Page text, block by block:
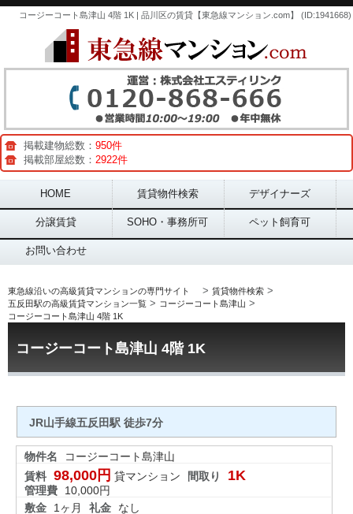
コージーコート島津山 4階 1K | 品川区の賃貸【東急線マンション.com】 (ID:1941668)
掲載建物総数： 950件
掲載部屋総数： 2922件
Main menu
HOME 賃貸物件検索 デザイナーズ
分譲賃貸 SOHO・事務所可 ペット飼育可
お問い合わせ
東急線沿いの高級賃貸マンションの専門サイト > 賃貸物件検索 >
五反田駅の高級賃貸マンション一覧 > コージーコート島津山 >
コージーコート島津山 4階 1K
コージーコート島津山 4階 1K
JR山手線五反田駅 徒歩7分
物件名
コージーコート島津山
賃料 98,000円 貸マンション 間取り 1K
管理費
10,000円
敷金
1ヶ月 礼金
なし